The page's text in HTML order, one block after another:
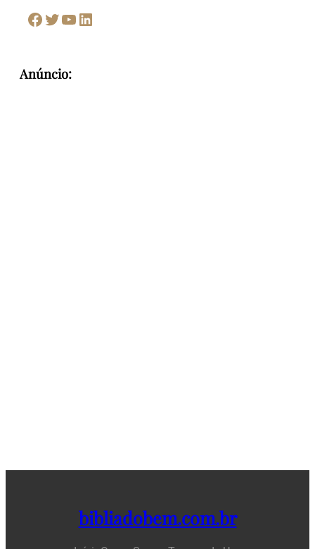
Facebook Twitter Youtube LinkedIn
Anúncio:
bibliadobem.com.br